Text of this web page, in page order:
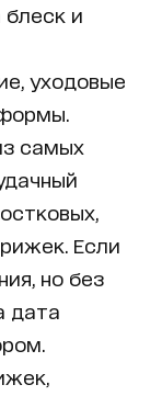
блеск и
уходовые
самых
Если
но без
дата